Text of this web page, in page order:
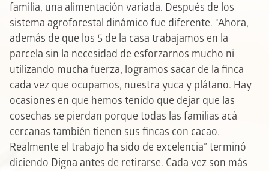
familia, una alimentación variada. Después de los
sistema agroforestal dinámico fue diferente. “Ahora,
además de que los 5 de la casa trabajamos en la
parcela sin la necesidad de esforzarnos mucho ni
utilizando mucha fuerza, logramos sacar de la finca
cada vez que ocupamos, nuestra yuca y plátano. Hay
ocasiones en que hemos tenido que dejar que las
cosechas se pierdan porque todas las familias acá
cercanas también tienen sus fincas con cacao.
Realmente el trabajo ha sido de excelencia” terminó
diciendo Digna antes de retirarse. Cada vez son más